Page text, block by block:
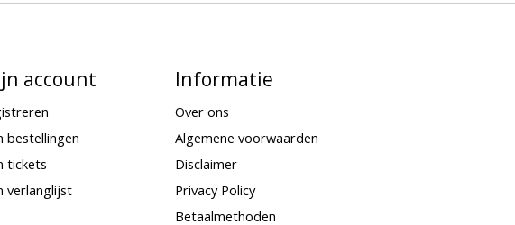
account
bestellingen
tickets
verlanglijst
Informatie
Over ons
Algemene voorwaarden
Disclaimer
Privacy Policy
Betaalmethoden